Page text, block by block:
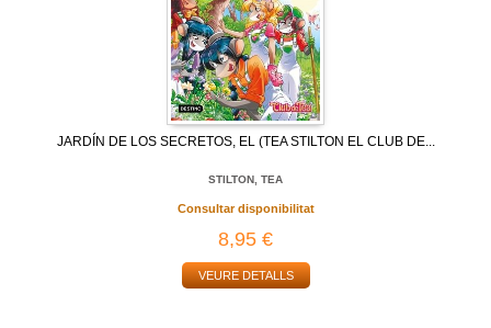
JARDÍN DE LOS SECRETOS, EL (TEA STILTON EL CLUB DE...
STILTON, TEA
Consultar disponibilitat
8,95 €
VEURE DETALLS